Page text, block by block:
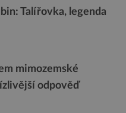
Talířovka, legenda
mimozemské
odpověď